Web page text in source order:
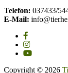
Telefon: 037433/
E-Mail:
Copyright © 2026